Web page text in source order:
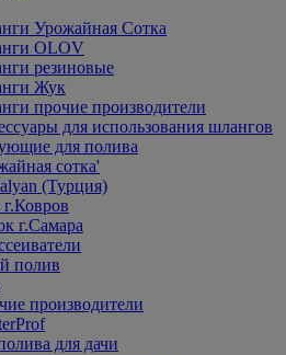
Урожайная Сотка
OLOV
резиновые
Жук
прочие производители
для использования шлангов
для полива
сотка'
(Турция)
г.Самара
полив
производители
для дачи